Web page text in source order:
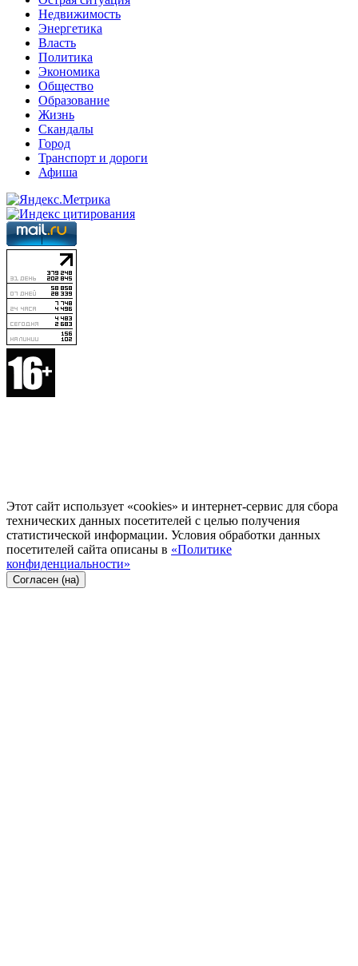
Недвижимость
Энергетика
Власть
Политика
Экономика
Общество
Образование
Жизнь
Скандалы
Город
Транспорт и дороги
Афиша
Этот сайт использует «cookies» и интернет-сервис для сбора
технических данных посетителей с целью получения
статистической информации. Условия обработки данных
посетителей сайта описаны в «Политике
конфиденциальности»
Согласен (на)